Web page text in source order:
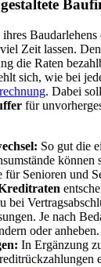
Zeit lassen.
die Raten
sich, wie bei
. Dabei
für
So gut die
für Senioren und
bei
Je nach
oder anheben.
In Ergänzung